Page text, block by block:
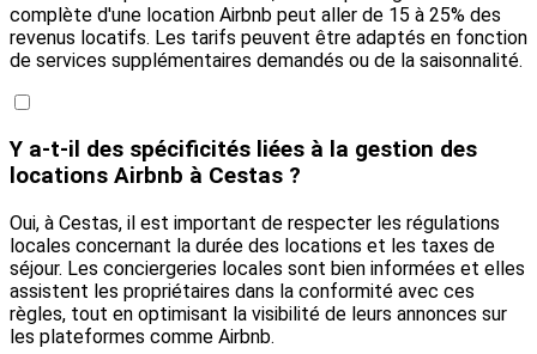
complète d'une location Airbnb peut aller de 15 à 25% des
revenus locatifs. Les tarifs peuvent être adaptés en fonction
de services supplémentaires demandés ou de la saisonnalité.
Y a-t-il des spécificités liées à la gestion des
locations Airbnb à Cestas ?
Oui, à Cestas, il est important de respecter les régulations
locales concernant la durée des locations et les taxes de
séjour. Les conciergeries locales sont bien informées et elles
assistent les propriétaires dans la conformité avec ces
règles, tout en optimisant la visibilité de leurs annonces sur
les plateformes comme Airbnb.